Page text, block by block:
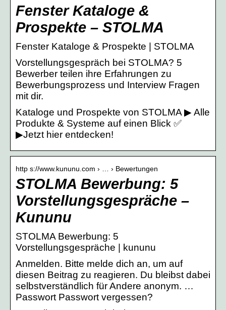
Fenster Kataloge &
Prospekte – STOLMA
Fenster Kataloge & Prospekte | STOLMA
Vorstellungsgespräch bei STOLMA? 5
Bewerber teilen ihre Erfahrungen zu
Bewerbungsprozess und Interview Fragen
mit dir.
Kataloge und Prospekte von STOLMA ▶ Alle
Produkte & Systeme auf einen Blick ✅
▶Jetzt hier entdecken!
http s://www.kununu.com › … › Bewertungen
STOLMA Bewerbung: 5
Vorstellungsgespräche –
Kununu
STOLMA Bewerbung: 5
Vorstellungsgespräche | kununu
Anmelden. Bitte melde dich an, um auf
diesen Beitrag zu reagieren. Du bleibst dabei
selbstverständlich für Andere anonym. …
Passwort Passwort vergessen?